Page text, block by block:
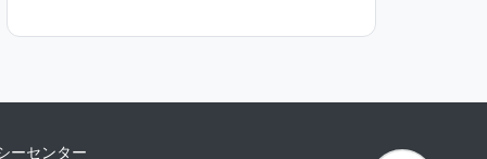
ーセンター